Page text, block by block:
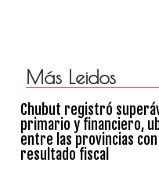
Más Leidos
Chubut registró
primario y financiero,
entre las provincias
resultado fiscal